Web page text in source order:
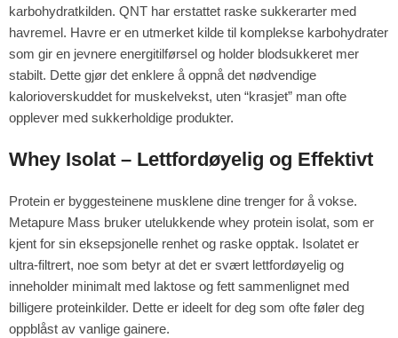
karbohydratkilden. QNT har erstattet raske sukkerarter med
havremel. Havre er en utmerket kilde til komplekse karbohydrater
som gir en jevnere energitilførsel og holder blodsukkeret mer
stabilt. Dette gjør det enklere å oppnå det nødvendige
kalorioverskuddet for muskelvekst, uten “krasjet” man ofte
opplever med sukkerholdige produkter.
Whey Isolat – Lettfordøyelig og Effektivt
Protein er byggesteinene musklene dine trenger for å vokse.
Metapure Mass bruker utelukkende whey protein isolat, som er
kjent for sin eksepsjonelle renhet og raske opptak. Isolatet er
ultra-filtrert, noe som betyr at det er svært lettfordøyelig og
inneholder minimalt med laktose og fett sammenlignet med
billigere proteinkilder. Dette er ideelt for deg som ofte føler deg
oppblåst av vanlige gainere.